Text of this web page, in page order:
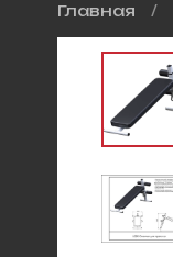
Главная